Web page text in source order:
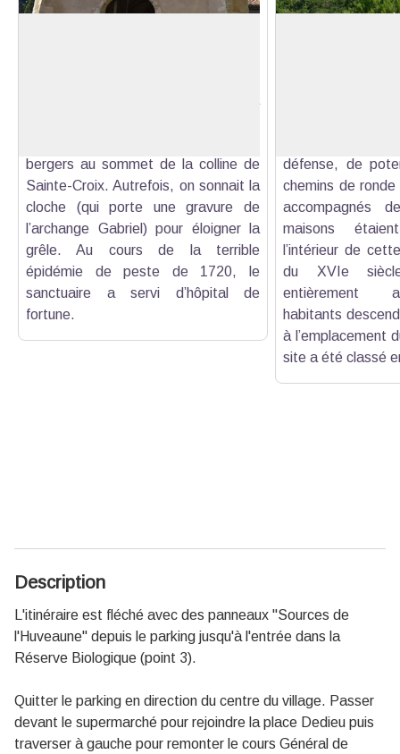
bergers au sommet de la colline de
Sainte-Croix. Autrefois, on sonnait la
cloche (qui porte une gravure de
l’archange Gabriel) pour éloigner la
grêle. Au cours de la terrible
épidémie de peste de 1720, le
sanctuaire a servi d’hôpital de
fortune.
défense, de
chemins de
accompagnés
maisons
l’intérieur de
du XVIe
entièrement
habitants
à l’emplacement
site a été classé
Description
L'itinéraire est fléché avec des panneaux "Sources de
l'Huveaune" depuis le parking jusqu'à l'entrée dans la
Réserve Biologique (point 3).
Quitter le parking en direction du centre du village. Passer
devant le supermarché pour rejoindre la place Dedieu puis
traverser à gauche pour remonter le cours Général de